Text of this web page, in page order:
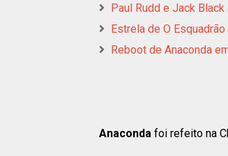
Paul Rudd e Jack
Estrela de O
Reboot de Anaconda
Anaconda foi refeito na